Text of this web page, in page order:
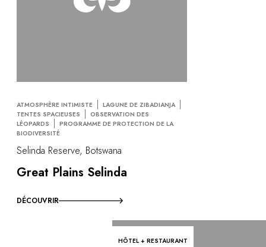
ATMOSPHÈRE INTIMISTE
LAGUNE DE ZIBADIANJA
TENTES SPACIEUSES
OBSERVATION DES
LÉOPARDS
PROGRAMME DE PROTECTION DE LA
BIODIVERSITÉ
Selinda Reserve, Botswana
Great Plains Selinda
DÉCOUVRIR
HÔTEL + RESTAURANT